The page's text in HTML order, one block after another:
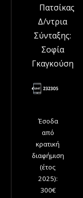
Πατσίκας
Δ/ντρια
Σύνταξης:
Σοφία
Γκαγκούση
Έσοδα
από
κρατική
διαφήμιση
(έτος
2025):
300€